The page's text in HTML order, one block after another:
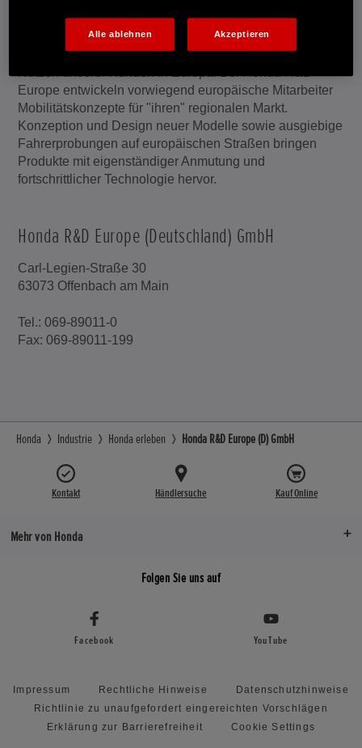
Den europäischen Honda-Verbund eint ein
gemeinsames Ziel: maßgeschneiderte Produkte zum
Europe entwickeln vorwiegend europäische Mitarbeiter
Mobilitätskonzepte für "ihren" regionalen Markt.
Konzeption und Design neuer Modelle sowie ausgiebige
Fahrerprobungen auf europäischen Straßen bringen
Produkte mit eigenständiger Anmutung und
fortschrittlicher Technologie hervor.
Honda R&D Europe (Deutschland) GmbH
Carl-Legien-Straße 30
63073 Offenbach am Main
Tel.: 069-89011-0
Fax: 069-89011-199
Honda Industrie Honda erleben Honda R&D Europe (D) GmbH
Kontakt Händlersuche Kauf Online
Mehr von Honda
Folgen Sie uns auf
Facebook YouTube
Impressum Rechtliche Hinweise
Datenschutzhinweise
Richtlinie zu unaufgefordert eingereichten Vorschlägen
Erklärung zur Barrierefreiheit
Cookie Settings
Alle ablehnen Akzeptieren